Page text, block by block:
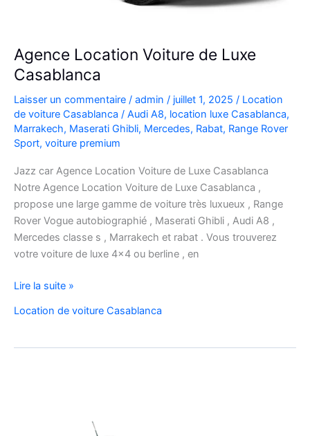
Agence Location Voiture de Luxe
Casablanca
Laisser un commentaire / admin / juillet 1, 2025 / Location
de voiture Casablanca / Audi A8, location luxe Casablanca,
Marrakech, Maserati Ghibli, Mercedes, Rabat, Range Rover
Sport, voiture premium
Jazz car Agence Location Voiture de Luxe Casablanca
Notre Agence Location Voiture de Luxe Casablanca ,
propose une large gamme de voiture très luxueux , Range
Rover Vogue autobiographié , Maserati Ghibli , Audi A8 ,
Mercedes classe s , Marrakech et rabat . Vous trouverez
votre voiture de luxe 4×4 ou berline , en
Agence
Voiture
Luxe
Lire la suite »
Location de voiture Casablanca